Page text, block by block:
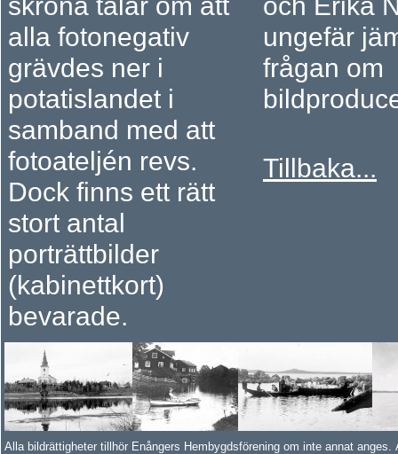
alla fotonegativ
grävdes ner i
potatislandet i
samband med att
fotoateljén revs.
Dock finns ett rätt
stort antal
porträttbilder
(kabinettkort)
bevarade.
ungefär
frågan om
Tillbaka...
Alla bildrättigheter tillhör Enångers Hembygdsförening om inte annat anges.